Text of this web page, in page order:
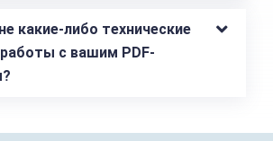
какие-либо технические
с вашим PDF-